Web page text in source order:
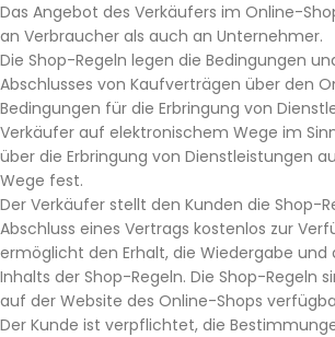
Das Angebot des Verkäufers im Online-
an Verbraucher als auch an Unternehmer.
Die Shop-Regeln legen die Bedingungen
Abschlusses von Kaufverträgen über den
Bedingungen für die Erbringung von
Verkäufer auf elektronischem Wege im
über die Erbringung von Dienstleistungen
Wege fest.
Der Verkäufer stellt den Kunden die Shop-
Abschluss eines Vertrags kostenlos zur
ermöglicht den Erhalt, die Wiedergabe und
Inhalts der Shop-Regeln. Die Shop-Regeln
auf der Website des Online-Shops
Der Kunde ist verpflichtet, die